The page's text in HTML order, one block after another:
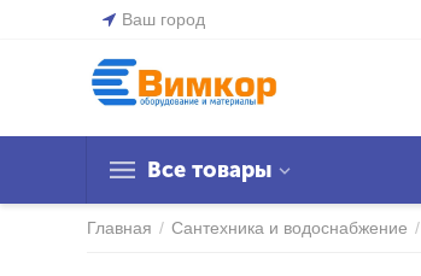
Ваш город
Все товары
Главная / Сантехника и водоснабжение /